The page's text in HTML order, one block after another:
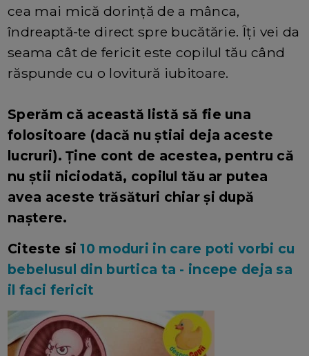
cea mai mică dorință de a mânca,
îndreaptă-te direct spre bucătărie. Îți vei da
seama cât de fericit este copilul tău când
răspunde cu o lovitură iubitoare.
Sperăm că această listă să fie una
folositoare (dacă nu știai deja aceste
lucruri). Ține cont de acestea, pentru că
nu știi niciodată, copilul tău ar putea
avea aceste trăsături chiar și după
naștere.
Citeste si10 moduri in care poti vorbi cu
bebelusul din burtica ta - incepe deja sa
il faci fericit